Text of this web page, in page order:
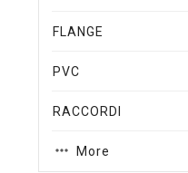
FLANGE
PVC
RACCORDI
More